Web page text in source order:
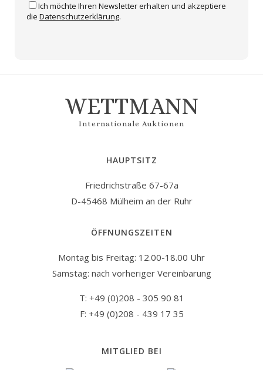
Ich möchte Ihren Newsletter erhalten und akzeptiere
die Datenschutzerklärung.
WETTMANN
Internationale Auktionen
HAUPTSITZ
Friedrichstraße 67-67a
D-45468 Mülheim an der Ruhr
ÖFFNUNGSZEITEN
Montag bis Freitag: 12.00-18.00 Uhr
Samstag: nach vorheriger Vereinbarung
T: +49 (0)208 - 305 90 81
F: +49 (0)208 - 439 17 35
MITGLIED BEI